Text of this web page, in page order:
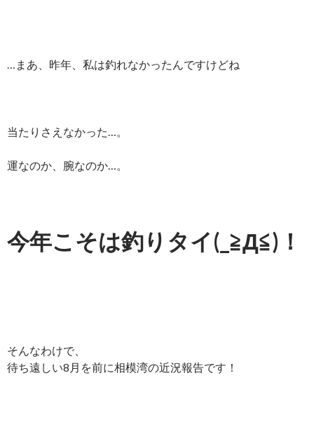
…まあ、昨年、私は釣れなかったんですけどね
当たりさえなかった…。
運なのか、腕なのか…。
今年こそは釣りタイ(_≧Д≦)！
そんなわけで、
待ち遠しい8月を前に相模湾の近況報告です！